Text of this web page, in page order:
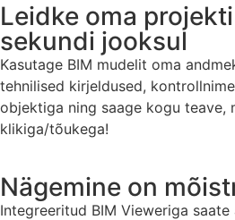
Leidke oma
sekundi jooksul
Kasutage BIM mudelit oma
tehnilised kirjeldused,
objektiga ning saage kogu teave,
klikiga/tõukega!
Nägemine on
Integreeritud BIM Vieweriga